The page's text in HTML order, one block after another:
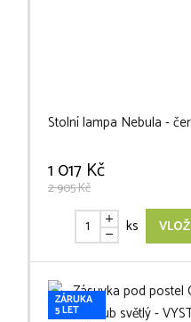
Stolní lampa Nebula -
1 017 Kč
2 905 Kč
ks
ZÁRUKA
5 LET